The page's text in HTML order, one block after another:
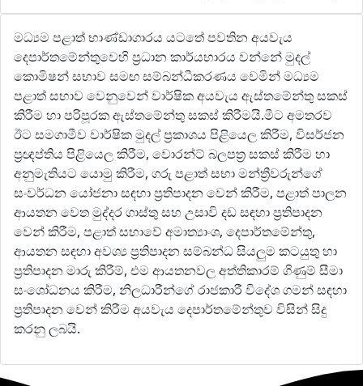
මධ්‍යම පළාත් භාණ්ඩාගාරය යටතේ පවතින අයවැය
දෙපාර්තමේන්තුවෙහි ප්‍රධාන කාර්යභාරය වන්නේ මුදල්
කොමිෂන් සභාව සමඟ සම්බන්ධීකරණය වෙමින් මධ්‍යම
පළාත් සභාව වෙනුවෙන් වාර්ෂික අයවැය ඇස්තමේන්තු සකස්
කිරීම හා පරිපූරක ඇස්තමේන්තු සකස් කිරීමයි.මීට අමතරව
ඊට සමගාමීව වාර්ෂික මුදල් ප්‍රකාශය පිළියෙල කිරීම, විසර්ජන
ප්‍රඥප්තිය පිළියෙල කිරීම, වොරන්ට් බලපත්‍ර සකස් කිරීම හා
අනුමැතියට යොමු කිරීම, ගරු පළාත් සභා මන්ත්‍රීවරුන්ගේ
සංවර්ධන යෝජනා සඳහා ප්‍රතිපාදන වෙන් කිරීම, පළාත් පාලන
ආයතන වෙත මුද්දර ගාස්තු සහ උසාවි දඩ සඳහා ප්‍රතිපාදන
වෙන් කිරීම, පළාත් සභාවේ අමාත්‍යාංශ, දෙපාර්තමේන්තු,
ආයතන සඳහා අවශ්‍ය ප්‍රතිපාදන සම්බන්ධ සියලුම කටයුතු හා
ප්‍රතිපාදන මාරු කිරීම්, එම ආයතනවල අත්තිකාරම් ගිණුම් සීමා
සංශෝධනය කිරීම, නිලධාරීන්ගේ රාජකාරී විදේශ ගමන් සඳහා
ප්‍රතිපාදන වෙන් කිරීම අයවැය දෙපාර්තමේන්තුව විසින් සිදු
කරනු ලබයි.